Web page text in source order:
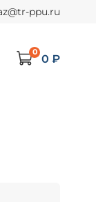
ppu.ru
0 0 ₽